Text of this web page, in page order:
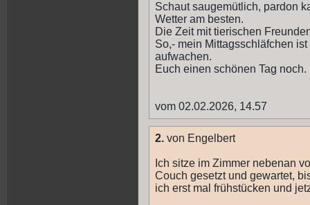
Schaut saugemütlich, pardon
Wetter am besten.
Die Zeit mit tierischen
So,- mein Mittagsschläfchen
aufwachen.
Euch einen schönen Tag noch.
vom 02.02.2026, 14.57
2. von Engelbert
Ich sitze im Zimmer nebenan
Couch gesetzt und gewartet,
ich erst mal frühstücken und